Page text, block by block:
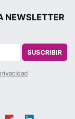
NEWSLETTER
SUSCRIBIR